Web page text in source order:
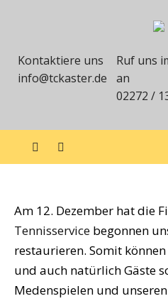
Kontaktiere uns
info@tckaster.de
Ruf uns
an
02272 /
Am 12. Dezember hat die
Tennisservice begonnen
restaurieren. Somit
und auch natürlich Gäste
Medenspielen und